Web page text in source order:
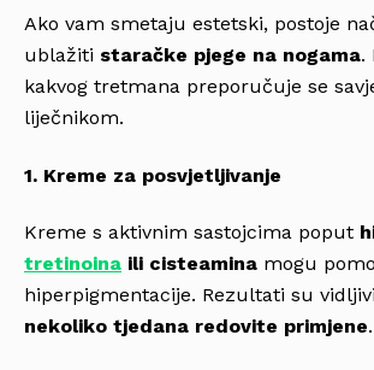
Ako vam smetaju estetski, postoje
ublažiti staračke pjege na nogama.
kakvog tretmana preporučuje se
liječnikom.
1. Kreme za posvjetljivanje
Kreme s aktivnim sastojcima poput
tretinoina ili cisteamina mogu
hiperpigmentacije. Rezultati su vidljivi
nekoliko tjedana redovite primjene.